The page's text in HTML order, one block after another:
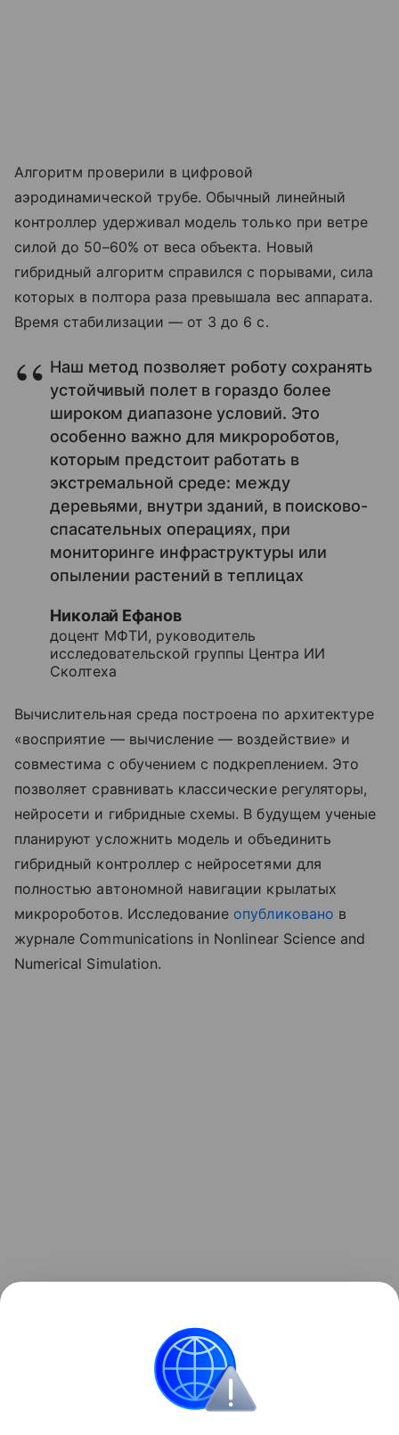
Алгоритм проверили в цифровой
аэродинамической трубе. Обычный линейный
контроллер удерживал модель только при ветре
силой до 50–60% от веса объекта. Новый
гибридный алгоритм справился с порывами, сила
которых в полтора раза превышала вес аппарата.
Время стабилизации — от 3 до 6 с.
Наш метод позволяет роботу сохранять
устойчивый полет в гораздо более
широком диапазоне условий. Это
особенно важно для микророботов,
которым предстоит работать в
экстремальной среде: между
деревьями, внутри зданий, в поисково-
спасательных операциях, при
мониторинге инфраструктуры или
опылении растений в теплицах
Николай Ефанов
доцент МФТИ, руководитель
исследовательской группы Центра ИИ
Сколтеха
Вычислительная среда построена по архитектуре
«восприятие — вычисление — воздействие» и
совместима с обучением с подкреплением. Это
позволяет сравнивать классические регуляторы,
нейросети и гибридные схемы. В будущем ученые
планируют усложнить модель и объединить
гибридный контроллер с нейросетями для
полностью автономной навигации крылатых
микророботов. Исследование опубликовано в
журнале Communications in Nonlinear Science and
Numerical Simulation.
писалао том, что робот-шмель в
будущем сможет опылять растения на Марсе.